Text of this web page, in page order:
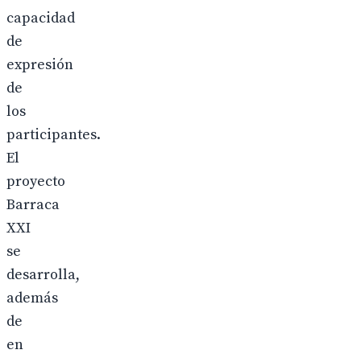
capacidad
de
expresión
de
los
participantes.
El
proyecto
Barraca
XXI
se
desarrolla,
además
de
en